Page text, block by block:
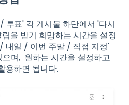
표' 각 게시물 하단에서 '다시
을 받기 희망하는 시간을 설정
내일 / 이번 주말 / 직접 지정'
며, 원하는 시간을 설정하고
용하면 됩니다.